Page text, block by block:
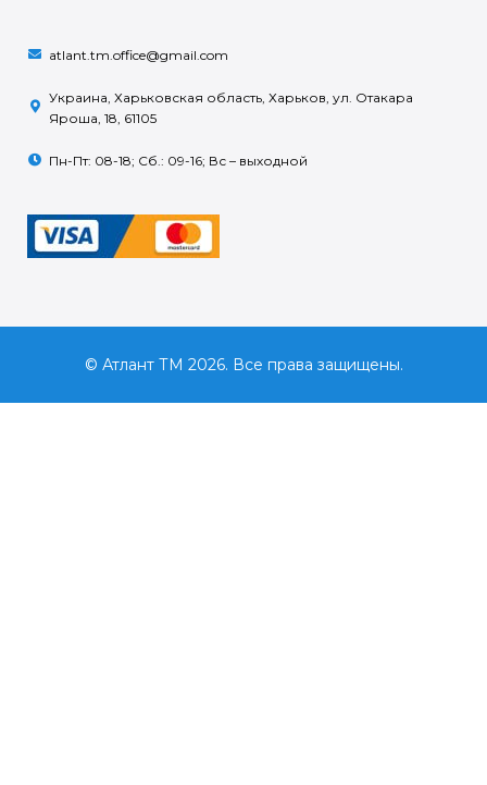
atlant.tm.office@gmail.com
Украина, Харьковская область, Харьков, ул. Отакара
Яроша, 18, 61105
Пн-Пт: 08-18; Сб.: 09-16; Вс – выходной
© Атлант ТМ 2026. Все права защищены.